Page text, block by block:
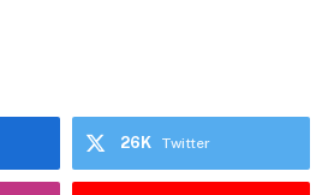
Twitter
26K